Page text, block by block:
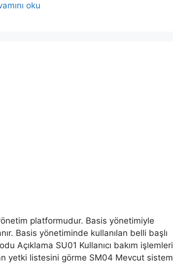
oku
platformudur. Basis yönetimiyle
Basis yönetiminde kullanılan belli başlı
Açıklama SU01 Kullanıcı bakım işlemleri
yetki listesini görme SM04 Mevcut sistem